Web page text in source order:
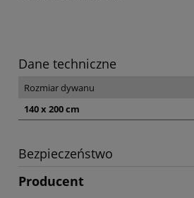
Dane techniczne
Rozmiar dywanu
140 x 200 cm
Bezpieczeństwo
Producent